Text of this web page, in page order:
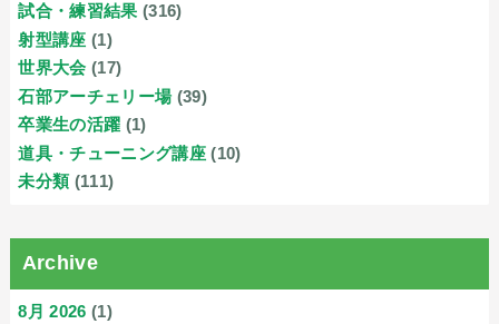
試合・練習結果 (316)
射型講座 (1)
世界大会 (17)
石部アーチェリー場 (39)
卒業生の活躍 (1)
道具・チューニング講座 (10)
未分類 (111)
Archive
8月 2026 (1)